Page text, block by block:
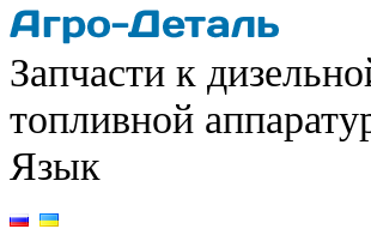
Запчасти к
топливной
Язык